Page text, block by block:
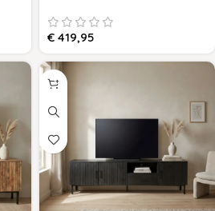
€ 419,95